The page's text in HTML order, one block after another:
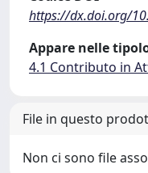
https://dx.doi.org/
Appare nelle
4.1 Contributo in
File in questo
Non ci sono file